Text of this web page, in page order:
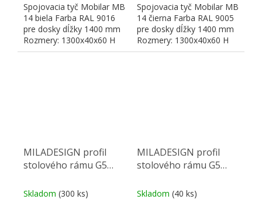
Spojovacia tyč Mobilar MB
14 biela Farba RAL 9016
pre dosky dĺžky 1400 mm
Rozmery: 1300x40x60 H
Spojovacia tyč Mobilar MB
14 čierna Farba RAL 9005
pre dosky dĺžky 1400 mm
Rozmery: 1300x40x60 H
MILADESIGN profil
stolového rámu G5
Skladom (300 ks)
MILADESIGN profil
stolového rámu G5
Skladom (40 ks)